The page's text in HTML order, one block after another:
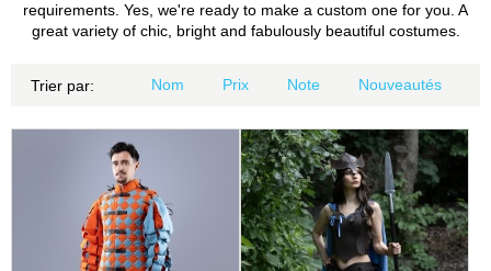
requirements. Yes, we're ready to make a custom one for you. A
great variety of chic, bright and fabulously beautiful costumes.
Trier par: Nom Prix Note Nouveautés